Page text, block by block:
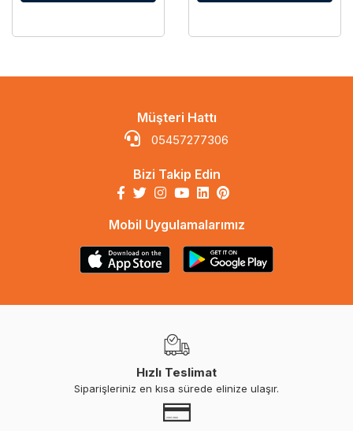
Müşteri Hattı
05457277306
Bizi Takip Edin
Mobil Uygulamalarımız
Hızlı Teslimat
Siparişleriniz en kısa sürede elinize ulaşır.